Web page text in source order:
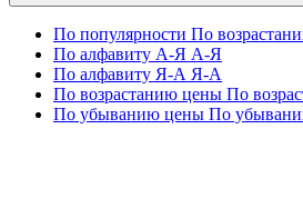
По популярности По
По алфавиту А-Я А-Я
По алфавиту Я-А Я-А
По возрастанию цены По
По убыванию цены По